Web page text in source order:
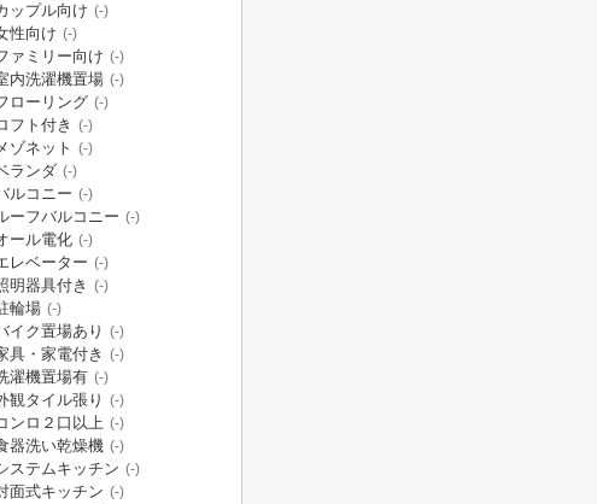
ップル向け (-)
性向け (-)
ァミリー向け (-)
内洗濯機置場 (-)
ローリング (-)
フト付き (-)
ゾネット (-)
ランダ (-)
ルコニー (-)
ーフバルコニー (-)
ール電化 (-)
レベーター (-)
明器具付き (-)
輪場 (-)
イク置場あり (-)
具・家電付き (-)
濯機置場有 (-)
観タイル張り (-)
ンロ２口以上 (-)
器洗い乾燥機 (-)
ステムキッチン (-)
面式キッチン (-)